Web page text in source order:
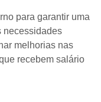
para garantir uma
necessidades
melhorias nas
recebem salário